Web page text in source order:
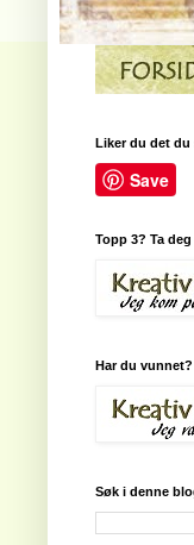
Liker du det du
Save
Topp 3? Ta
Har du
Søk i denne